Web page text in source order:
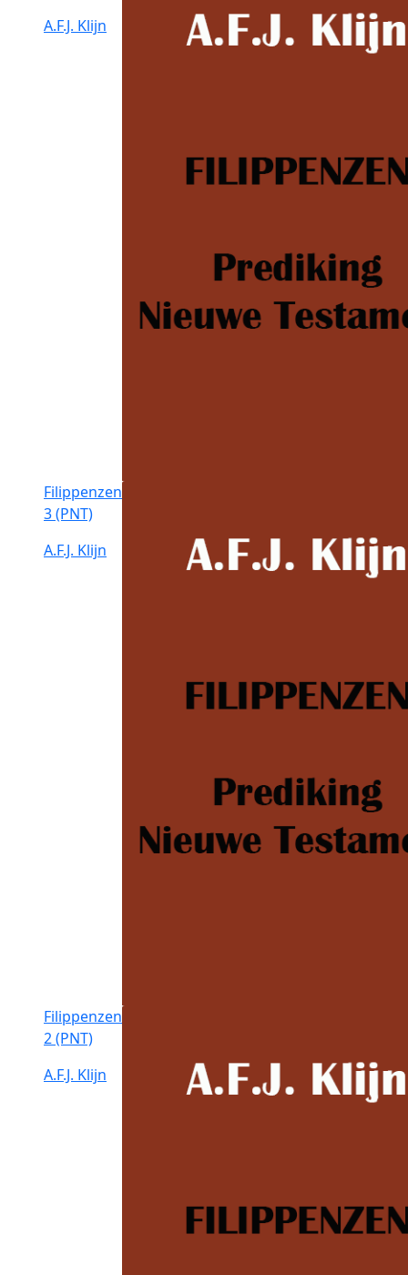
A.F.J. Klijn
Filippenzen
3 (PNT)
A.F.J. Klijn
Filippenzen
2 (PNT)
A.F.J. Klijn